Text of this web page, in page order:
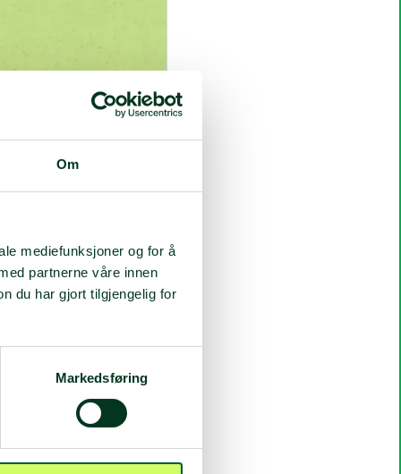
Om
mediefunksjoner og for å
partnerne våre innen
du har gjort tilgjengelig for
Markedsføring